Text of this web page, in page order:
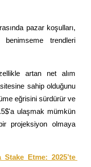
staking
pazar koşulları,
trendleri
artan net alım
sahip olduğunu
eğrisini sürdürür ve
ulaşmak mümkün
projeksiyon olmaya
Stake Etme: 2025’te